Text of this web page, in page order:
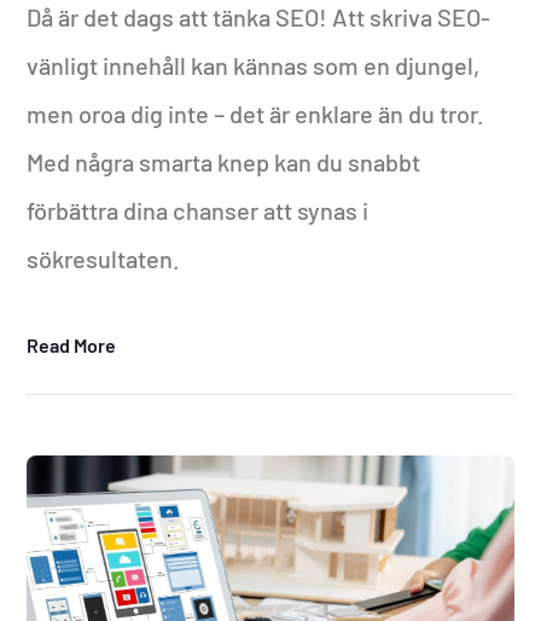
Då är det dags att tänka SEO! Att skriva SEO-
vänligt innehåll kan kännas som en djungel,
men oroa dig inte – det är enklare än du tror.
Med några smarta knep kan du snabbt
förbättra dina chanser att synas i
sökresultaten.
Read More